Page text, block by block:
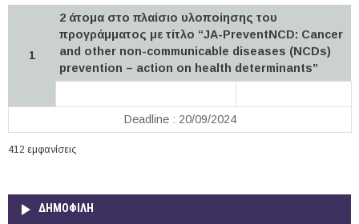
1
2 άτομα στο πλαίσιο υλοποίησης του
προγράμματος με τίτλο “JA-PreventNCD: Cancer
and other non-communicable diseases (NCDs)
prevention – action on health determinants”
Deadline : 20/09/2024
412 εμφανίσεις
ΔΗΜΟΦΙΛΗ